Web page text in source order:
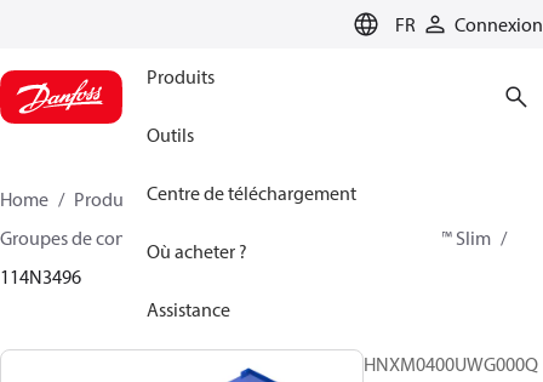
FR Connexion
Produits
Outils
Centre de téléchargement
Où acheter ?
Assistance
Home Produits
Climate Solutions - cooling
Groupes de condensation
Optyma™ Slim
114N3496
HNXM0400UWG000Q